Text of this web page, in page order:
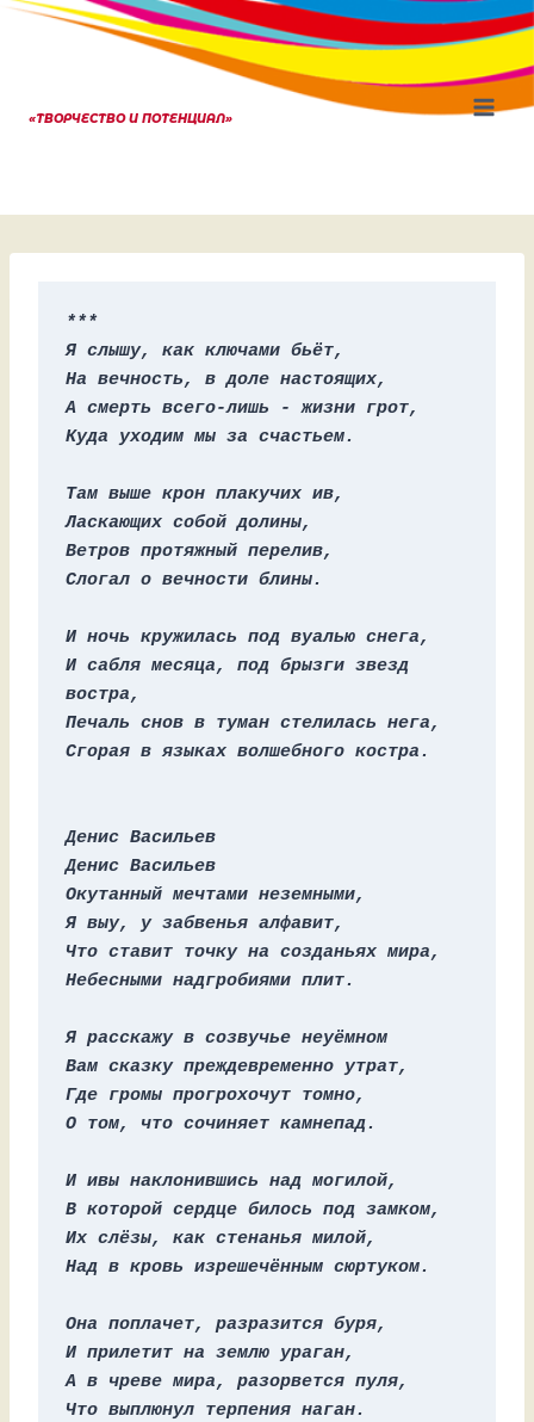
Перейти
«ТВОРЧЕСТВО И ПОТЕНЦИАЛ»
***
Я слышу, как ключами бьёт,
На вечность, в доле настоящих,
А смерть всего-лишь - жизни грот,
Куда уходим мы за счастьем.
Там выше крон плакучих ив,
Ласкающих собой долины,
Ветров протяжный перелив,
Слогал о вечности блины.
И ночь кружилась под вуалью снега,
И сабля месяца, под брызги звезд
востра,
Печаль снов в туман стелилась нега,
Сгорая в языках волшебного костра.
Денис Васильев
Денис Васильев
Окутанный мечтами неземными,
Я выу, у забвенья алфавит,
Что ставит точку на созданьях мира,
Небесными надгробиями плит.
Я расскажу в созвучье неуёмном
Вам сказку преждевременно утрат,
Где громы прогрохочут томно,
О том, что сочиняет камнепад.
И ивы наклонившись над могилой,
В которой сердце билось под замком,
Их слёзы, как стенанья милой,
Над в кровь изрешечённым сюртуком.
Она поплачет, разразится буря,
И прилетит на землю ураган,
А в чреве мира, разорвется пуля,
Что выплюнул терпения наган.